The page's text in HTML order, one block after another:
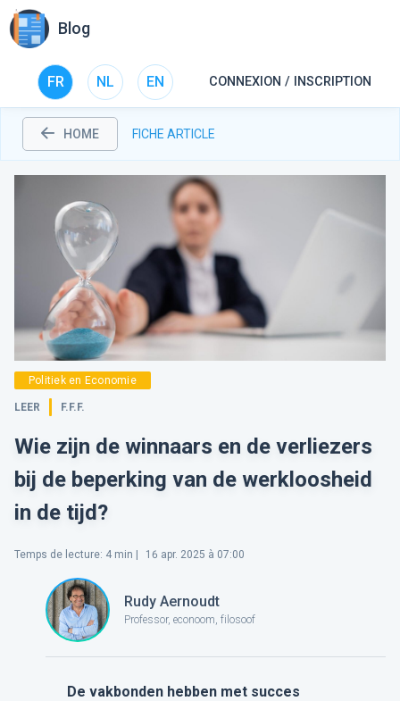
Blog
FR NL EN CONNEXION / INSCRIPTION
HOME FICHE ARTICLE
Politiek en Economie
LEER F.F.F.
Wie zijn de winnaars en de verliezers
bij de beperking van de werkloosheid
in de tijd?
Temps de lecture: 4 min | 16 apr. 2025 à 07:00
Rudy Aernoudt
Professor, econoom, filosoof
De vakbonden hebben met succes